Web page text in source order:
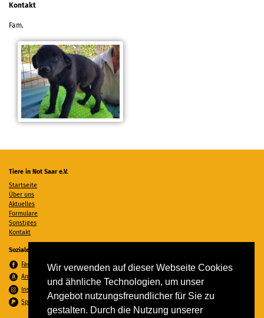
Wir verwenden auf dieser Webseite Cookies
und ähnliche Technologien, um unser
Angebot nutzungsfreundlicher für Sie zu
gestalten. Durch die Nutzung unserer
Kontakt
Fam.
Tiere in Not Saar e.V.
Startseite
Über uns
Aktuelles
Formulare
Sonstiges
Kontakt
Soziale Medien
Facebook
Amazon Wunschzettel
Instagram
Spenden per PayPal